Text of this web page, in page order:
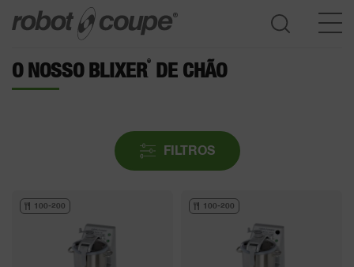
O NOSSO BLIXER® DE CHÃO
FILTROS
100-200 100-200